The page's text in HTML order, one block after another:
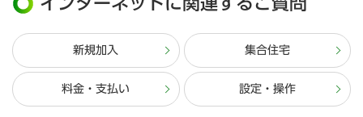
新規加入 集合住宅
料金・支払い 設定・操作